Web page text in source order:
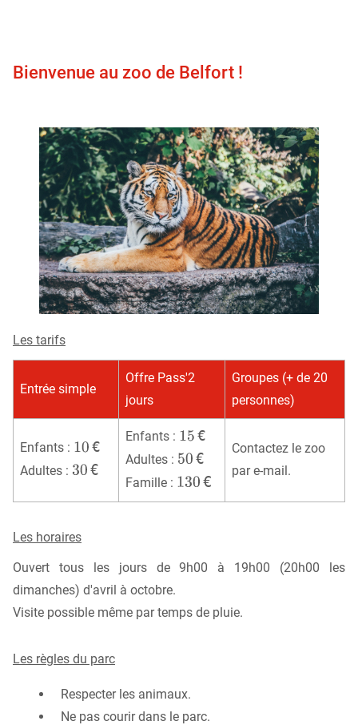
Bienvenue au zoo de Belfort !
Les tarifs
Entrée simple
Offre Pass'2
jours
Groupes (+ de 20
personnes)
Enfants :
Adultes :
Enfants :
Adultes :
Famille :
Contactez le zoo
par e-mail.
Les horaires
Ouvert tous les jours de 9h00 à 19h00 (20h00 les
dimanches) d'avril à octobre.
Visite possible même par temps de pluie.
Les règles du parc
Respecter les animaux.
Ne pas courir dans le parc.